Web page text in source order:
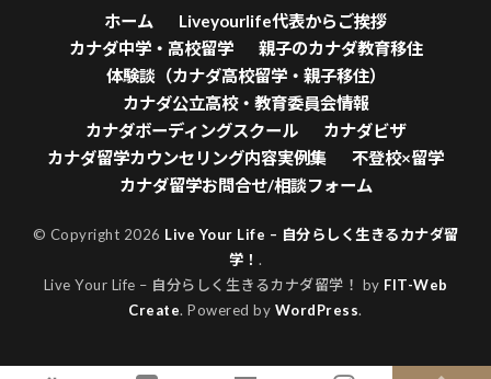
ホーム
Liveyourlife代表からご挨拶
カナダ中学・高校留学
親子のカナダ教育移住
体験談（カナダ高校留学・親子移住）
カナダ公立高校・教育委員会情報
カナダボーディングスクール
カナダビザ
カナダ留学カウンセリング内容実例集
不登校×留学
カナダ留学お問合せ/相談フォーム
© Copyright 2026 Live Your Life – 自分らしく生きるカナダ留
学！ .
Live Your Life – 自分らしく生きるカナダ留学！ by FIT-Web
Create. Powered by WordPress.